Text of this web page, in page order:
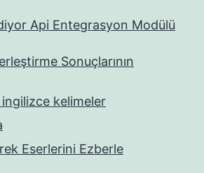
Api Entegrasyon Modülü
Sonuçlarının
kelimeler
Eserlerini Ezberle